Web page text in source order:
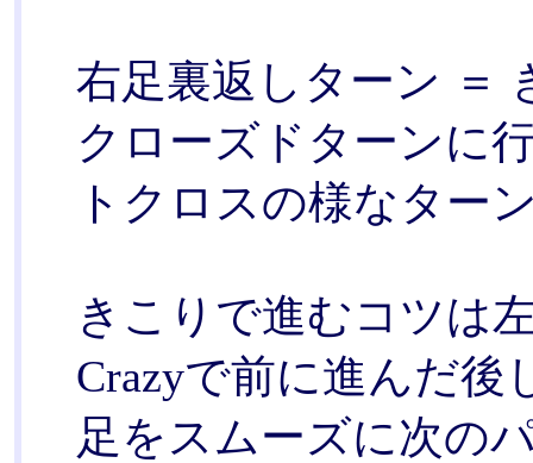
右足裏返しターン ＝
クローズドターンに
トクロスの様なター
きこりで進むコツは
Crazyで前に進んだ
足をスムーズに次の